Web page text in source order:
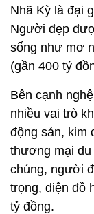
Nhã Kỳ là đại
Người đẹp
sống như mơ
(gần 400 tỷ
Bên cạnh
nhiều vai trò
động sản, kim
thương mại du
chúng, người
trọng, diện đồ
tỷ đồng.